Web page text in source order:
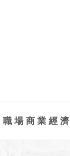
職場商業經濟